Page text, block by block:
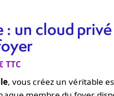
: un cloud
TTC
, vous créez un véritable